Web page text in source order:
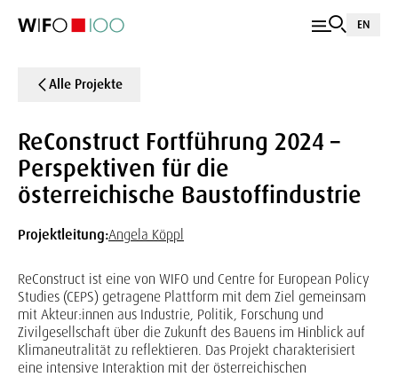
EN
Alle Projekte
ReConstruct Fortführung 2024 –
Perspektiven für die
österreichische Baustoffindustrie
Projektleitung:Angela Köppl
ReConstruct ist eine von WIFO und Centre for European Policy
Studies (CEPS) getragene Plattform mit dem Ziel gemeinsam
mit Akteur:innen aus Industrie, Politik, Forschung und
Zivilgesellschaft über die Zukunft des Bauens im Hinblick auf
Klimaneutralität zu reflektieren. Das Projekt charakterisiert
eine intensive Interaktion mit der österreichischen